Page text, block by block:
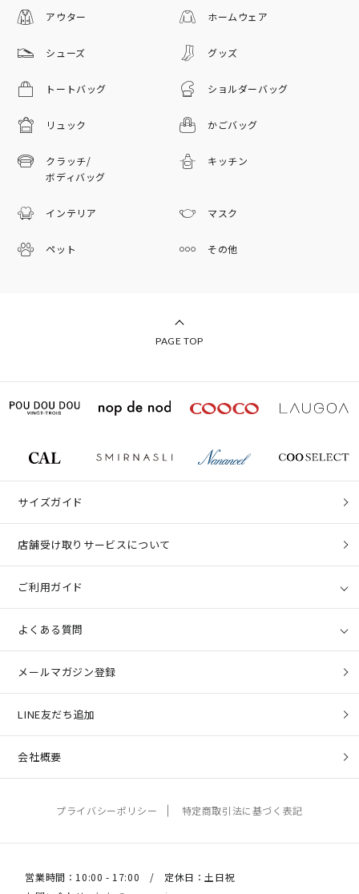
アウター ホームウェア
シューズ グッズ
トートバッグ ショルダーバッグ
リュック かごバッグ
クラッチ/
ボディバッグ
キッチン
インテリア マスク
ペット その他
PAGE TOP
サイズガイド
店舗受け取りサービスについて
ご利用ガイド
よくある質問
メールマガジン登録
LINE友だち追加
会社概要
プライバシーポリシー 特定商取引法に基づく表記
営業時間：10:00 - 17:00 / 定休日：土日祝